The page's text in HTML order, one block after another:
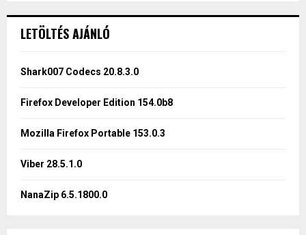
h
o
:
LETÖLTÉS AJÁNLÓ
Shark007 Codecs 20.8.3.0
Firefox Developer Edition 154.0b8
Mozilla Firefox Portable 153.0.3
Viber 28.5.1.0
NanaZip 6.5.1800.0